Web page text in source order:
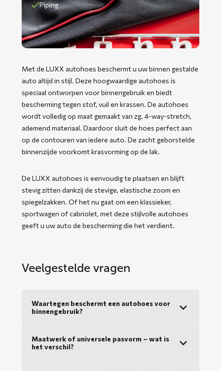
Piping
Met de LUXX autohoes beschermt u uw binnen gestalde
auto altijd in stijl. Deze hoogwaardige autohoes is
speciaal ontworpen voor binnengebruik en biedt
bescherming tegen stof, vuil en krassen. De autohoes
wordt volledig op maat gemaakt van zg. 4-way-stretch,
ademend materiaal. Daardoor sluit de hoes perfect aan
op de contouren van iedere auto. De zacht geborstelde
binnenzijde voorkomt krasvorming op de lak.
De LUXX autohoes is eenvoudig te plaatsen en blijft
stevig zitten dankzij de stevige, elastische zoom en
spiegelzakken. Of het nu gaat om een klassieker,
sportwagen of cabriolet, met deze stijlvolle autohoes
geeft u uw auto de bescherming die het verdient.
Veelgestelde vragen
Waartegen beschermt een autohoes voor
binnengebruik?
Maatwerk of universele pasvorm – wat is
het verschil?